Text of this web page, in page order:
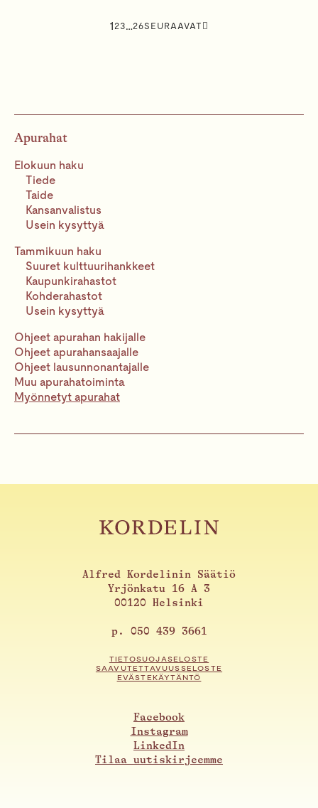
r
h
e
s
1 23…26SEURAAVAT
Apurahat
Elokuun haku
Tiede
Taide
Kansanvalistus
Usein kysyttyä
Tammikuun haku
Suuret kulttuuri­hankkeet
Kaupunki­rahastot
Kohderahastot
Usein kysyttyä
Ohjeet apurahan hakijalle
Ohjeet apurahansaajalle
Ohjeet lausunnon­antajalle
Muu apurahatoiminta
Myönnetyt apurahat
Alfred Kordelinin Säätiö
Yrjönkatu 16 A 3
00120 Helsinki
p. 050 439 3661
TIETOSUOJASELOSTE
SAAVUTETTAVUUSSELOSTE
EVÄSTEKÄYTÄNTÖ
Facebook
Instagram
LinkedIn
Tilaa uutiskirjeemme